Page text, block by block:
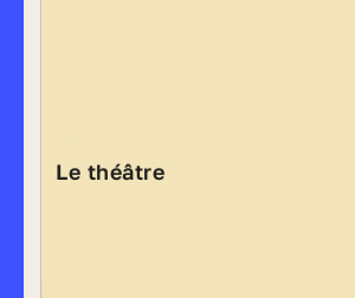
Le théâtre